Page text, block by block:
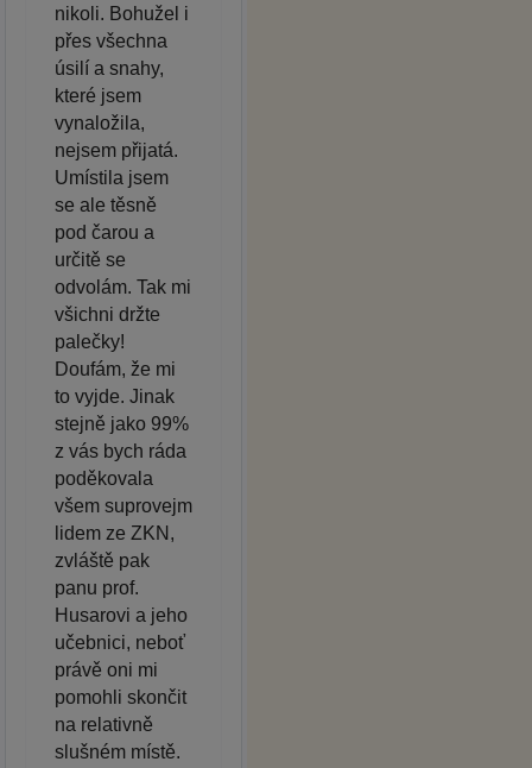
nikoli. Bohužel i
přes všechna
úsilí a snahy,
které jsem
vynaložila,
nejsem přijatá.
Umístila jsem
se ale těsně
pod čarou a
určitě se
odvolám. Tak mi
všichni držte
palečky!
Doufám, že mi
to vyjde. Jinak
stejně jako 99%
z vás bych ráda
poděkovala
všem suprovejm
lidem ze ZKN,
zvláště pak
panu prof.
Husarovi a jeho
učebnici, neboť
právě oni mi
pomohli skončit
na relativně
slušném místě.